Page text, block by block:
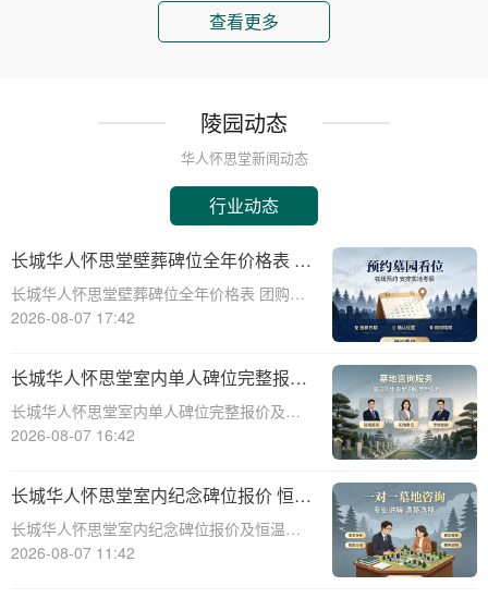
查看更多
陵园动态
华人怀思堂新闻动态
行业动态
长城华人怀思堂壁葬碑位全年价格表 团
购享专属折扣福利详解
长城华人怀思堂壁葬碑位全年价格表 团购享
专属折扣福利详解☎ 华人怀思堂电话:400-
化，越来越多的人开始选择壁葬作为一种环
保、节约土地的殡葬方式。长城华人
2026-08-07 17:42
长城华人怀思堂室内单人碑位完整报价
追思厅使用费用减免详解
长城华人怀思堂室内单人碑位完整报价及追
思厅使用费用减免详解☎ 华人怀思堂电
生活水平的提高，对身后事的安排越来越注
重仪式感和个性化。长城华人怀思堂
2026-08-07 16:42
长城华人怀思堂室内纪念碑位报价 恒温
寄存配套同步减免详解
长城华人怀思堂室内纪念碑位报价及恒温寄
存配套同步减免详解☎ 华人怀思堂电话:400-
2026-08-07 11:42